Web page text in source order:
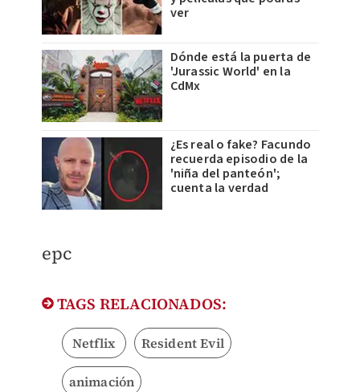
ver
Dónde está la puerta de
'Jurassic World' en la
CdMx
¿Es real o fake? Facundo
recuerda episodio de la
'niña del panteón';
cuenta la verdad
epc
TAGS RELACIONADOS:
Netflix Resident Evil
animación